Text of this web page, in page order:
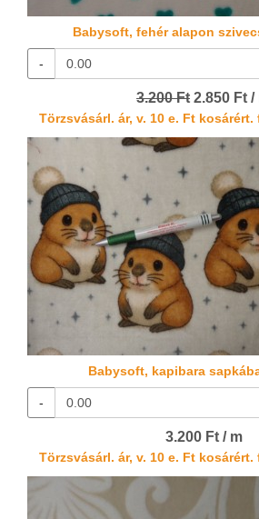
Babysoft, fehér alapon
-
3.200 Ft 2.850 Ft /
Törzsvásárl. ár, v. 10 e. Ft kosárért.
Babysoft, kapibara
-
3.200 Ft / m
Törzsvásárl. ár, v. 10 e. Ft kosárért.